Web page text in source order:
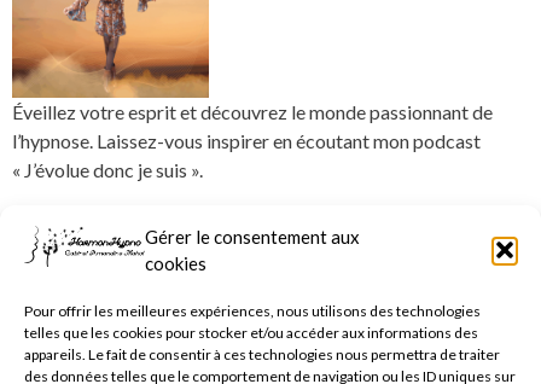
Gérer le consentement aux
cookies
Pour offrir les meilleures expériences, nous utilisons des technologies
telles que les cookies pour stocker et/ou accéder aux informations des
appareils. Le fait de consentir à ces technologies nous permettra de traiter
des données telles que le comportement de navigation ou les ID uniques sur
Éveillez votre esprit et découvrez le monde passionnant de
l’hypnose. Laissez-vous inspirer en écoutant mon podcast
« J’évolue donc je suis ».
SUIVEZ MON ACTUALITÉ
JE M'ABONNE